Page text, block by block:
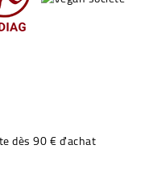
dès 90 € d'achat